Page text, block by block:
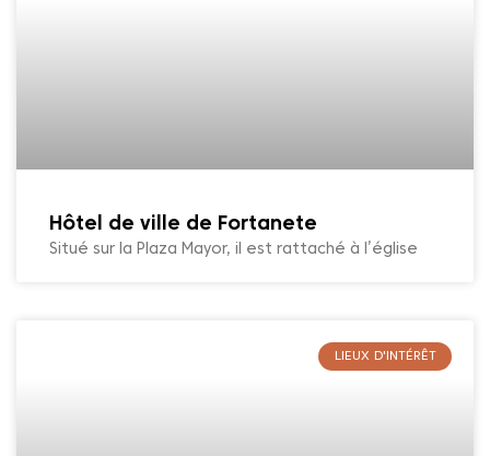
Hôtel de ville de Fortanete
Situé sur la Plaza Mayor, il est rattaché à l’église
LIEUX D'INTÉRÊT